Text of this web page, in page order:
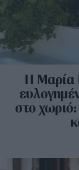
H Μαρία
στο